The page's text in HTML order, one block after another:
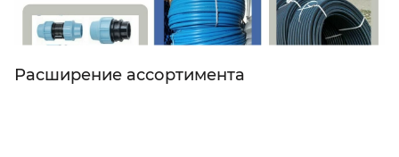
Расширение ассортимента